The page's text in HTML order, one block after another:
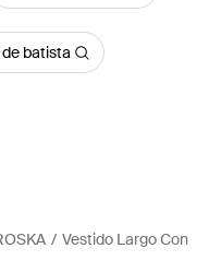
batista
Vestido Largo Con